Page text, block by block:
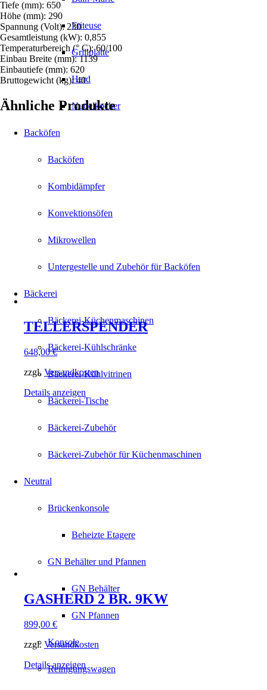
Friteuse
Grillplatte
Herd
Nudelkocher
Backöfen
Backöfen
Kombidämpfer
Konvektionsöfen
Mikrowellen
Untergestelle und Zubehör für Backöfen
Bäckerei
Bäckerei-Küchenmaschinen
Bäckerei-Kühlschränke
Bäckerei-Kühlvitrinen
Bäckerei-Tische
Bäckerei-Zubehör
Bäckerei-Zubehör für Küchenmaschinen
Neutral
Brückenkonsole
Beheizte Etagere
GN Behälter und Pfannen
GN Behälter
GN Pfannen
Konsole
Reinigungswagen
Tiefe (mm): 650
Höhe (mm): 290
Spannung (Volt): 230
Gesamtleistung (kW): 0,855
Temperaturbereich (° C): 60/100
Einbau Breite (mm): 1139
Einbautiefe (mm): 620
Bruttogewicht (kg): 40
Ähnliche Produkte
TELLERSPENDER
648,00€
zzgl. Versandkosten
Details anzeigen
GASHERD 2 BR. 9KW
899,00 €
zzgl. Versandkosten
Details anzeigen